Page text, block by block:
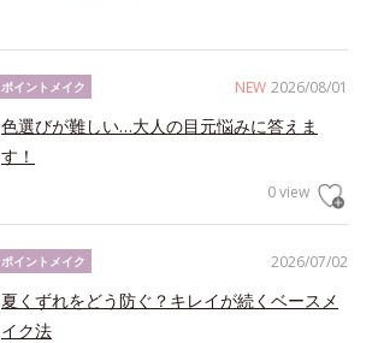
NEW 2026/08/01
ポイントメイク
色選びが難しい…大人の目元悩みに答えま
す！
0 view
2026/07/02
ポイントメイク
夏くずれをどう防ぐ？キレイが続くベースメ
イク法